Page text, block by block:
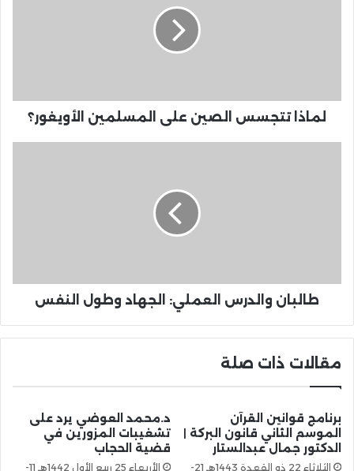
لماذا تتجسس الصين على المسلمين الأويغور؟
طالبان والدرس العملي: الجهاد وطول النفس
مقالات ذات صلة
برنامج قوانين القرآن
الموسم الثاني قانون البركة |
الدكتور جمال عبدالستار
الثلاثاء 22 ذو القعدة 1443هـ 21-
د.محمد العوضي يرد على
تشغيبات المزورين في
قضية الحجاب
الأربعاء 25 ربيع الأول 1442هـ 11-